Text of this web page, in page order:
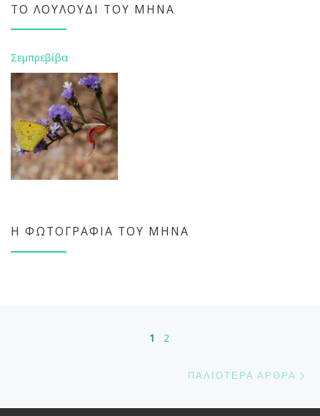
ΤΟ ΛΟΥΛΟΎΔΙ ΤΟΥ ΜΉΝΑ
Σεμπρεβίβα
Η ΦΩΤΟΓΡΑΦΊΑ ΤΟΥ ΜΉΝΑ
Πλοήγηση άρθρων
1 2
ΠΑΛΙΌΤΕΡΑ ΆΡΘΡΑ